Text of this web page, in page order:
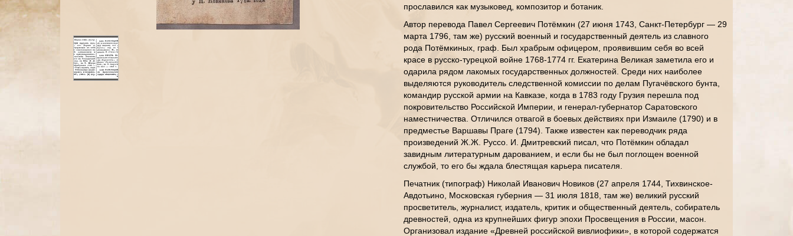
прославился как музыковед, композитор и ботаник.
Автор перевода Павел Сергеевич Потёмкин (27 июня 1743, Санкт-Петербург — 29
марта 1796, там же) русский военный и государственный деятель из славного
рода Потёмкиных, граф. Был храбрым офицером, проявившим себя во всей
красе в русско-турецкой войне 1768-1774 гг. Екатерина Великая заметила его и
одарила рядом лакомых государственных должностей. Среди них наиболее
выделяются руководитель следственной комиссии по делам Пугачёвского бунта,
командир русской армии на Кавказе, когда в 1783 году Грузия перешла под
покровительство Российской Империи, и генерал-губернатор Саратовского
наместничества. Отличился отвагой в боевых действиях при Измаиле (1790) и в
предместье Варшавы Праге (1794). Также известен как переводчик ряда
произведений Ж.Ж. Руссо. И. Дмитревский писал, что Потёмкин обладал
завидным литературным дарованием, и если бы не был поглощен военной
службой, то его бы ждала блестящая карьера писателя.
Печатник (типограф) Николай Иванович Новиков (27 апреля 1744, Тихвинское-
Авдотьино, Московская губерния — 31 июля 1818, там же) великий русский
просветитель, журналист, издатель, критик и общественный деятель, собиратель
древностей, одна из крупнейших фигур эпохи Просвещения в России, масон.
Организовал издание «Древней российской вивлиофики», в которой содержатся